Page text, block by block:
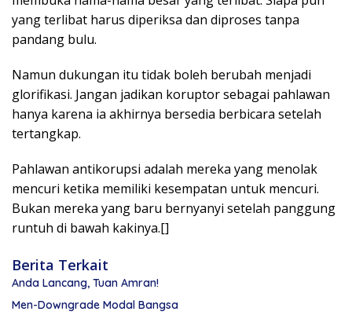
yang terlibat harus diperiksa dan diproses tanpa
pandang bulu.
Namun dukungan itu tidak boleh berubah menjadi
glorifikasi. Jangan jadikan koruptor sebagai pahlawan
hanya karena ia akhirnya bersedia berbicara setelah
tertangkap.
Pahlawan antikorupsi adalah mereka yang menolak
mencuri ketika memiliki kesempatan untuk mencuri.
Bukan mereka yang baru bernyanyi setelah panggung
runtuh di bawah kakinya.[]
Berita Terkait
Anda Lancang, Tuan Amran!
Men-Downgrade Modal Bangsa